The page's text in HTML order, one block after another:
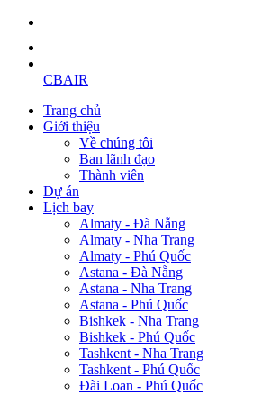
CBAIR
Trang chủ
Giới thiệu
Về chúng tôi
Ban lãnh đạo
Thành viên
Dự án
Lịch bay
Almaty - Đà Nẵng
Almaty - Nha Trang
Almaty - Phú Quốc
Astana - Đà Nẵng
Astana - Nha Trang
Astana - Phú Quốc
Bishkek - Nha Trang
Bishkek - Phú Quốc
Tashkent - Nha Trang
Tashkent - Phú Quốc
Đài Loan - Phú Quốc